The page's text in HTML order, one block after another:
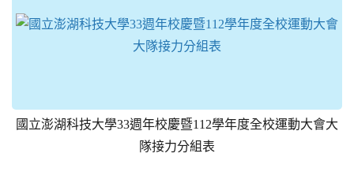
國立澎湖科技大學33週年校慶暨112學年度全校運動大會大
隊接力分組表